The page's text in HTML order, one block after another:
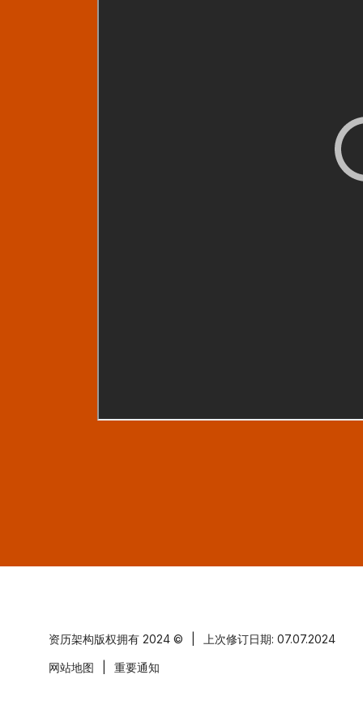
资历架构版权拥有 2024 © 上次修订日期: 07.07.2024
网站地图 重要通知